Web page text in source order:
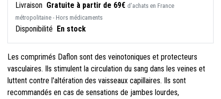
Livraison Gratuite à partir de 69€ d’achats en France
métropolitaine - Hors médicaments
Disponibilité En stock
Les comprimés Daflon sont des veinotoniques et protecteurs
vasculaires. Ils stimulent la circulation du sang dans les veines et
luttent contre l'altération des vaisseaux capillaires. Ils sont
recommandés en cas de sensations de jambes lourdes,